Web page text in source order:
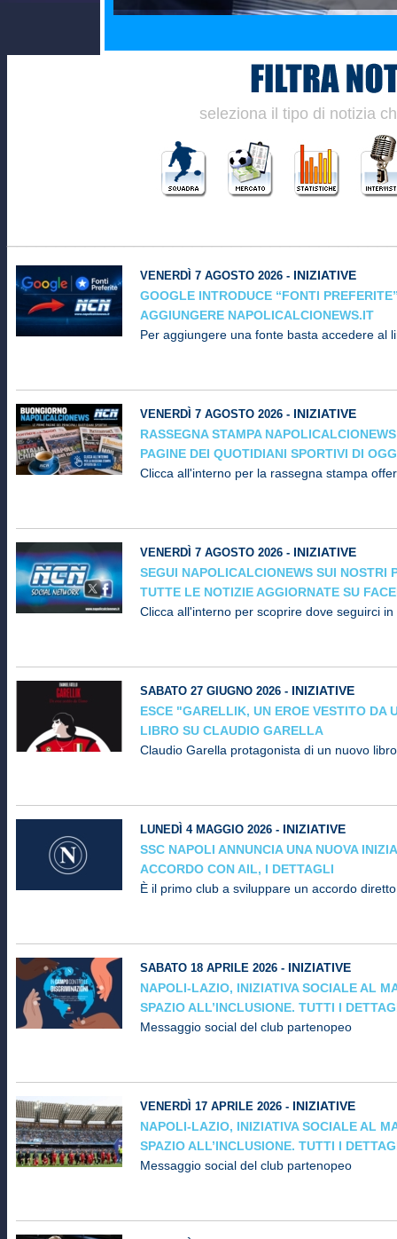
seleziona il tipo di notizia
VENERDÌ 7 AGOSTO 2026 - INIZIATIVE
GOOGLE INTRODUCE “FONTI
AGGIUNGERE NAPOLICALCIONEWS.IT
Per aggiungere una fonte basta accedere al
VENERDÌ 7 AGOSTO 2026 - INIZIATIVE
RASSEGNA STAMPA
PAGINE DEI QUOTIDIANI SPORTIVI DI
Clicca all'interno per la rassegna stampa
VENERDÌ 7 AGOSTO 2026 - INIZIATIVE
SEGUI NAPOLICALCIONEWS SUI NOSTRI
TUTTE LE NOTIZIE AGGIORNATE SU
Clicca all'interno per scoprire dove seguirci
SABATO 27 GIUGNO 2026 - INIZIATIVE
ESCE "GARELLIK, UN EROE VESTITO DA
LIBRO SU CLAUDIO GARELLA
Claudio Garella protagonista di un nuovo libro
LUNEDÌ 4 MAGGIO 2026 - INIZIATIVE
SSC NAPOLI ANNUNCIA UNA NUOVA
ACCORDO CON AIL, I DETTAGLI
È il primo club a sviluppare un accordo diretto
SABATO 18 APRILE 2026 - INIZIATIVE
NAPOLI-LAZIO, INIZIATIVA SOCIALE AL
SPAZIO ALL’INCLUSIONE. TUTTI I
Messaggio social del club partenopeo
VENERDÌ 17 APRILE 2026 - INIZIATIVE
NAPOLI-LAZIO, INIZIATIVA SOCIALE AL
SPAZIO ALL’INCLUSIONE. TUTTI I
Messaggio social del club partenopeo